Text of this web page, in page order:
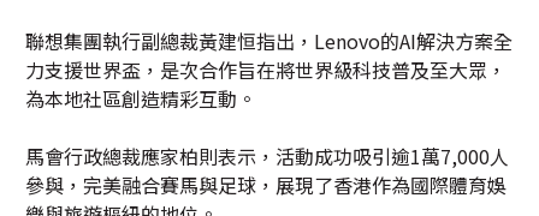
聯想集團執行副總裁黃建恒指出，Lenovo的AI解決方案全
力支援世界盃，是次合作旨在將世界級科技普及至大眾，
為本地社區創造精彩互動。
馬會行政總裁應家柏則表示，活動成功吸引逾1萬7,000人
參與，完美融合賽馬與足球，展現了香港作為國際體育娛